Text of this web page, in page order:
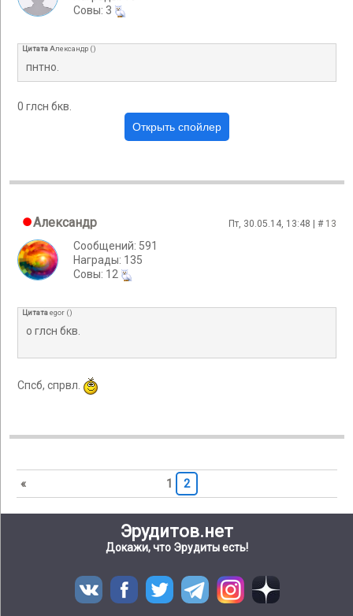
Cовы: 3
ЦитатаАлександр ()
пнтно.
0 глсн бкв.
Александр Пт, 30.05.14, 13:48 | # 13
Сообщений: 591
Награды: 135
Cовы: 12
Цитатаegor ()
о глсн бкв.
Спсб, спрвл.
« 1 2
Эрудитов.нет
Докажи, что Эрудиты есть!